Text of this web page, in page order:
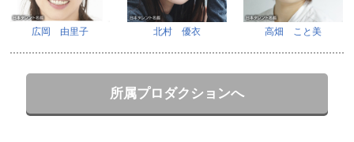
広岡 由里子 北村 優衣 高畑 こと美
所属プロダクションへ